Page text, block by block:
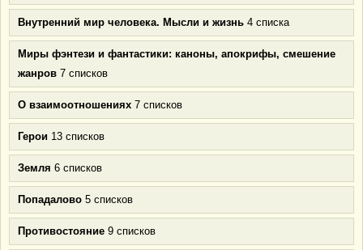
Внутренний мир человека. Мысли и жизнь 4 списка
Миры фэнтези и фантастики: каноны, апокрифы, смешение
жанров 7 списков
О взаимоотношениях 7 списков
Герои 13 списков
Земля 6 списков
Попадалово 5 списков
Противостояние 9 списков